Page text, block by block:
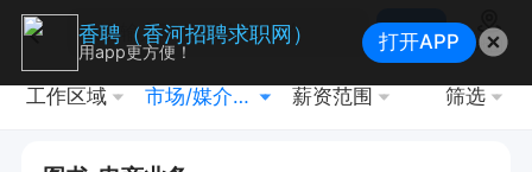
搜索
地图
工作区域 市场/媒介/公关 薪资范围 筛选
香聘（香河招聘求职网）
用app更方便！ 打开APP